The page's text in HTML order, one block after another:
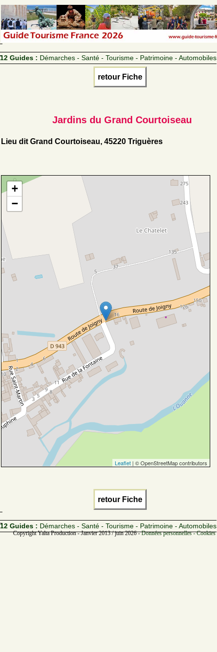
12 Guides : Démarches - Santé - Tourisme - Patrimoine - Automobiles
retour Fiche
Jardins du Grand Courtoiseau
Lieu dit Grand Courtoiseau, 45220 Triguères
+
−
Leaflet | © OpenStreetMap contributors
retour Fiche
12 Guides : Démarches - Santé - Tourisme - Patrimoine - Automobiles
Copyright Yalta Production - Janvier 2013 / juin 2026 -Données personnelles -